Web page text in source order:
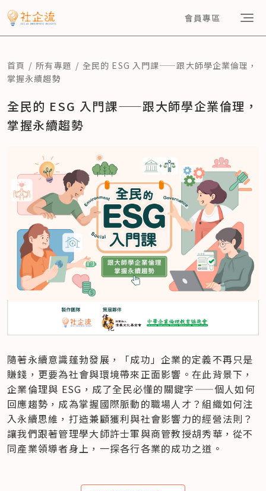
會員專區
首頁 所有專題
全民的 ESG 入門課——跟大師學企業倫理，
掌握永續趨勢
全民的 ESG 入門課——跟大師學企業倫理，
掌握永續趨勢
隨著永續意識蓬勃發展，「成功」企業的定義不再只是
賺錢，更要為社會與環境帶來正面影響。在此背景下，
企業倫理與 ESG，成了全民必懂的關鍵字——個人如何
回應趨勢，成為掌握國際脈動的職場人才？組織如何注
入永續思維，打造兼顧獲利與社會影響力的經營法則？
讓我們跟著管理學大師許士軍與商管教授胡秀華，從不
同產業領導者身上，一探各行各業的成功之道。